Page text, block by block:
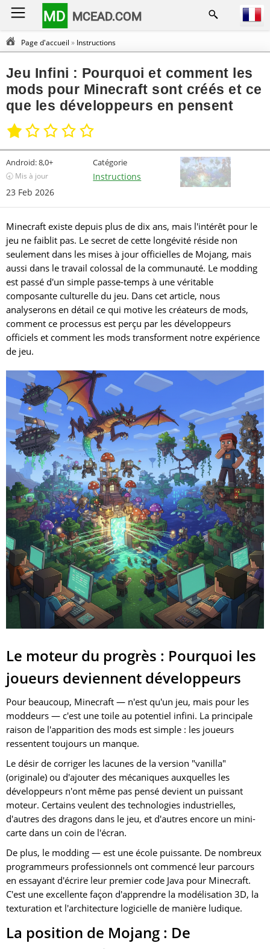
MD MCEAD.COM
Page d'accueil » Instructions
Jeu Infini : Pourquoi et comment les
mods pour Minecraft sont créés et ce
que les développeurs en pensent
Android:8,0+
🕣 Mis à jour
23 Feb 2026
Catégorie
Instructions
Minecraft existe depuis plus de dix ans, mais l'intérêt pour le
jeu ne faiblit pas. Le secret de cette longévité réside non
seulement dans les mises à jour officielles de Mojang, mais
aussi dans le travail colossal de la communauté. Le modding
est passé d'un simple passe-temps à une véritable
composante culturelle du jeu. Dans cet article, nous
analyserons en détail ce qui motive les créateurs de mods,
comment ce processus est perçu par les développeurs
officiels et comment les mods transforment notre expérience
de jeu.
Le moteur du progrès : Pourquoi les
joueurs deviennent développeurs
Pour beaucoup, Minecraft — n'est qu'un jeu, mais pour les
moddeurs — c'est une toile au potentiel infini. La principale
raison de l'apparition des mods est simple : les joueurs
ressentent toujours un manque.
Le désir de corriger les lacunes de la version "vanilla"
(originale) ou d'ajouter des mécaniques auxquelles les
développeurs n'ont même pas pensé devient un puissant
moteur. Certains veulent des technologies industrielles,
d'autres des dragons dans le jeu, et d'autres encore un mini-
carte dans un coin de l'écran.
De plus, le modding — est une école puissante. De nombreux
programmeurs professionnels ont commencé leur parcours
en essayant d'écrire leur premier code Java pour Minecraft.
C'est une excellente façon d'apprendre la modélisation 3D, la
texturation et l'architecture logicielle de manière ludique.
La position de Mojang : De